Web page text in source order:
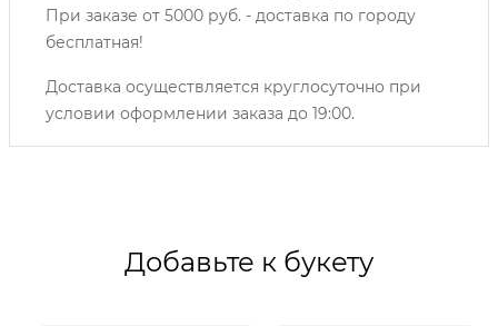
При заказе от 5000 руб. - доставка по городу
бесплатная!
Доставка осуществляется круглосуточно при
условии оформлении заказа до 19:00.
Добавьте к букету